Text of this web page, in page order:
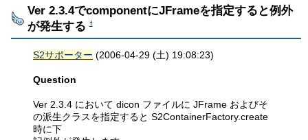
Ver 2.3.4でcomponentにJFrameを指定すると例外
が発生する †
S2サポーター (2006-04-29 (土) 19:08:23)
Question
Ver 2.3.4 において dicon ファイルに JFrame およびそ
の派生クラスを指定すると S2ContainerFactory.create
時に下